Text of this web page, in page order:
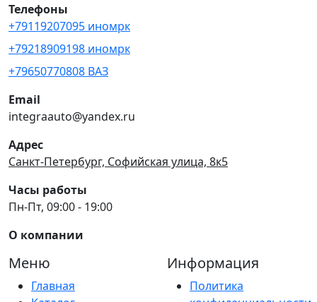
Телефоны
+79119207095 иномрк
+79218909198 иномрк
+79650770808 ВАЗ
Email
integraauto@yandex.ru
Адрес
Санкт-Петербург, Софийская улица, 8к5
Часы работы
Пн-Пт, 09:00 - 19:00
О компании
Меню
Главная
Информация
Политика